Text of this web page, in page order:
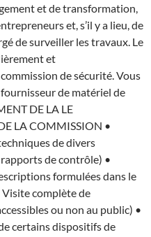
et de transformation,
et, s’il y a lieu, de
de surveiller les travaux. Le
et
de sécurité. Vous
de matériel de
DE LA LE
LA COMMISSION •
de divers
de contrôle) •
formulées dans le
complète de
ou non au public) •
certains dispositifs de